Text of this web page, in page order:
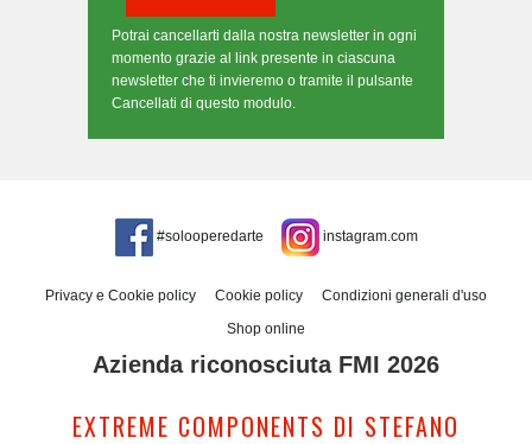
Potrai cancellarti dalla nostra newsletter in ogni
momento grazie al link presente in ciascuna
newsletter che ti invieremo o tramite il pulsante
Cancellati di questo modulo.
#solooperedarte instagram.com
Privacy e Cookie policy Cookie policy
Condizioni generali d'uso
Shop online
Azienda riconosciuta FMI 2026
EXTREME COMPONENTS DI STEFANO